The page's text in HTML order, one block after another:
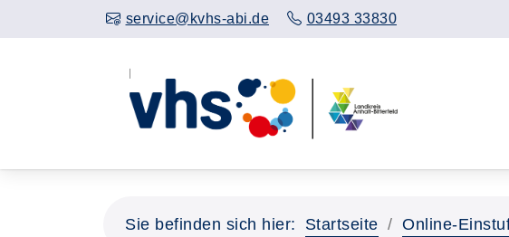
service@kvhs-abi.de 03493 33830
Sie befinden sich hier: Startseite Online-